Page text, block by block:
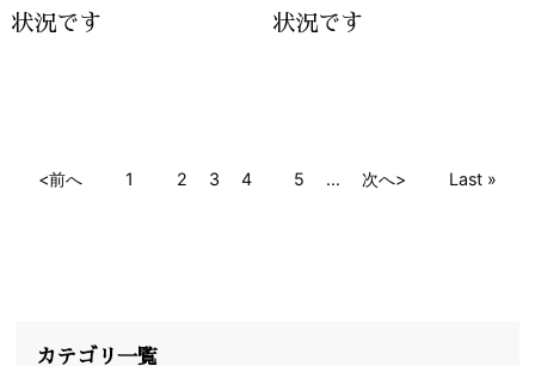
状況です
状況です
<前へ 1 2 3 4 5 ... 次へ> Last »
カテゴリ一覧